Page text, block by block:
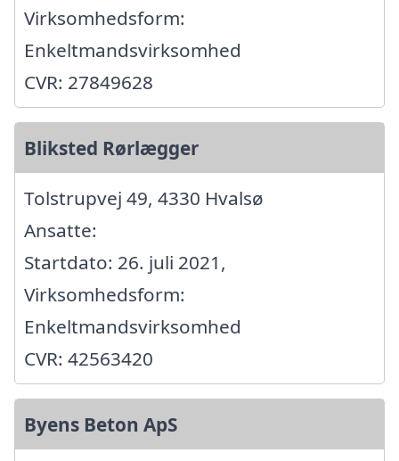
Virksomhedsform:
Enkeltmandsvirksomhed
CVR: 27849628
Bliksted Rørlægger
Tolstrupvej 49, 4330 Hvalsø
Ansatte:
Startdato: 26. juli 2021,
Virksomhedsform:
Enkeltmandsvirksomhed
CVR: 42563420
Byens Beton ApS